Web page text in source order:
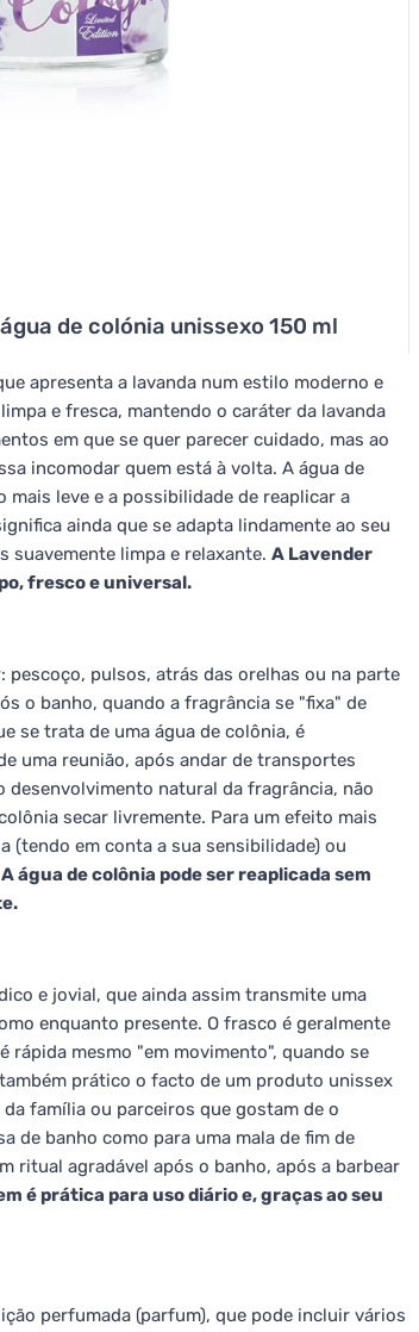
de colónia unissexo 150 ml
apresenta a lavanda num estilo moderno e
e fresca, mantendo o caráter da lavanda
em que se quer parecer cuidado, mas ao
incomodar quem está à volta. A água de
leve e a possibilidade de reaplicar a
ainda que se adapta lindamente ao seu
suavemente limpa e relaxante. A Lavender
fresco e universal.
pulsos, atrás das orelhas ou na parte
o banho, quando a fragrância se "fixa" de
se trata de uma água de colônia, é
uma reunião, após andar de transportes
desenvolvimento natural da fragrância, não
secar livremente. Para um efeito mais
(tendo em conta a sua sensibilidade) ou
A água de colônia pode ser reaplicada sem
e jovial, que ainda assim transmite uma
enquanto presente. O frasco é geralmente
rápida mesmo "em movimento", quando se
prático o facto de um produto unissex
família ou parceiros que gostam de o
de banho como para uma mala de fim de
ritual agradável após o banho, após a barbear
é prática para uso diário e, graças ao seu
perfumada (parfum), que pode incluir vários